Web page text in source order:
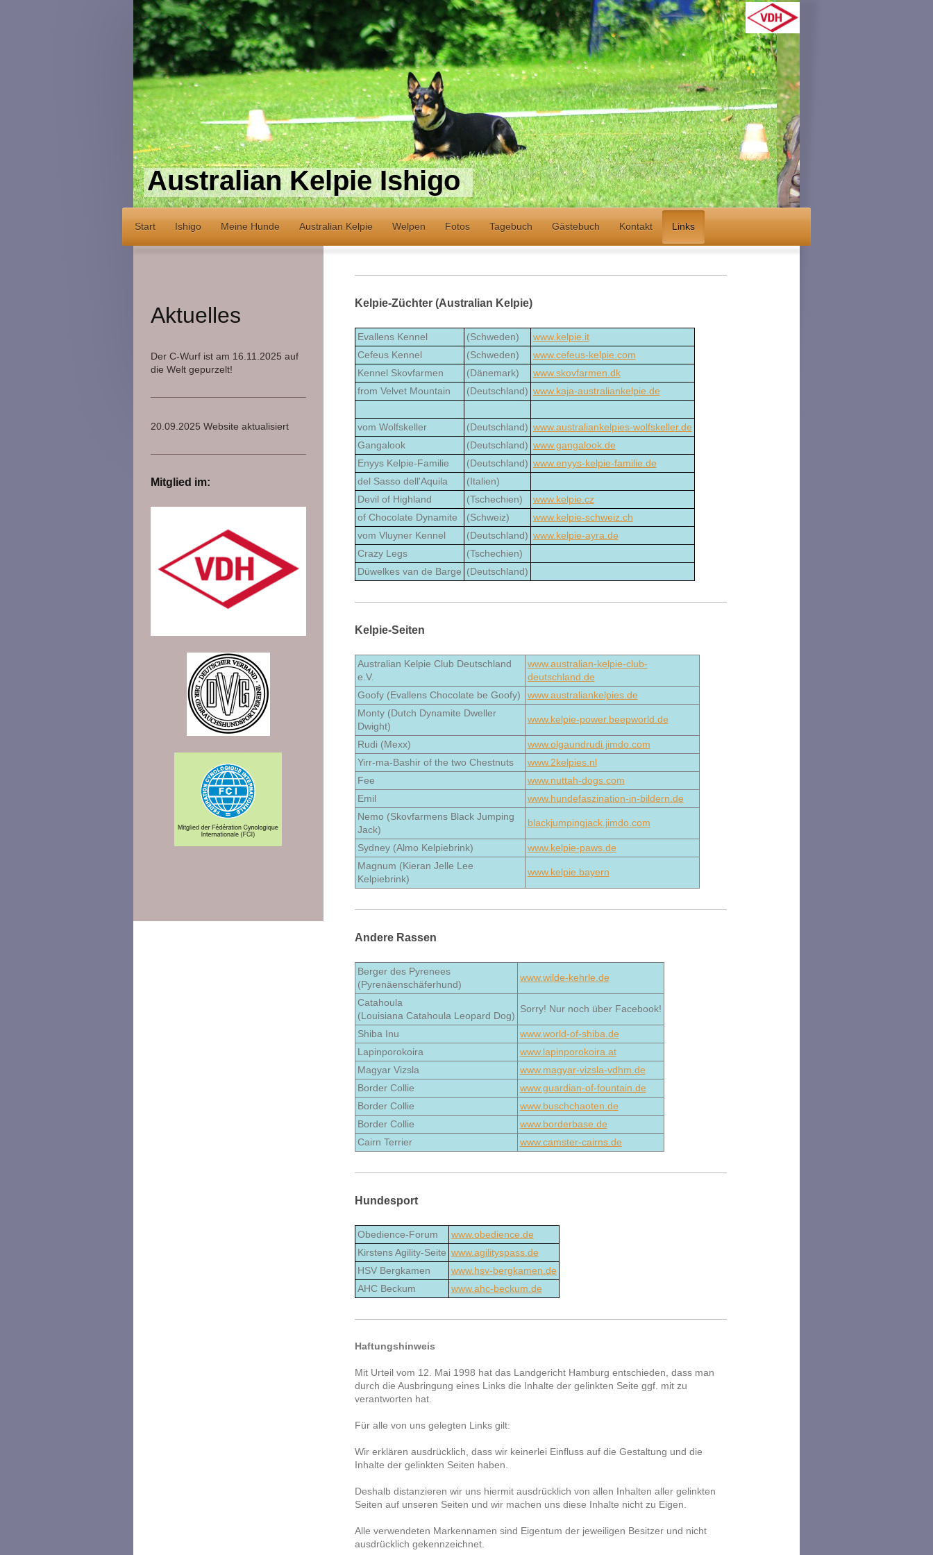
Australian Kelpie Ishigo
Start Ishigo Meine Hunde Australian Kelpie Welpen Fotos Tagebuch Gästebuch Kontakt Links
Kelpie-Züchter (Australian Kelpie)
Evallens Kennel (Schweden)
www.kelpie.it
Cefeus Kennel
(Schweden)
www.cefeus-kelpie.com
Kennel Skovfarmen
(Dänemark)
www.skovfarmen.dk
from Velvet Mountain
(Deutschland) www.kaja-australiankelpie.de
vom Wolfskeller (Deutschland) www.australiankelpies-wolfskeller.de
Gangalook
(Deutschland) www.gangalook.de
Enyys Kelpie-Familie
(Deutschland) www.enyys-kelpie-familie.de
del Sasso dell'Aquila
(Italien)
Devil of Highland
(Tschechien)
www.kelpie.cz
of Chocolate Dynamite
(Schweiz)
www.kelpie-schweiz.ch
vom Vluyner Kennel
(Deutschland) www.kelpie-ayra.de
Crazy Legs
(Tschechien)
Düwelkes van de Barge (Deutschland)
Kelpie-Seiten
Australian Kelpie Club Deutschland
e.V.
www.australian-kelpie-club-
deutschland.de
Goofy (Evallens Chocolate be Goofy)
www.australiankelpies.de
Monty (Dutch Dynamite Dweller
Dwight)
www.kelpie-power.beepworld.de
Rudi (Mexx)
www.olgaundrudi.jimdo.com
Yirr-ma-Bashir of the two Chestnuts
www.2kelpies.nl
Fee
www.nuttah-dogs.com
Emil
www.hundefaszination-in-bildern.de
Nemo (Skovfarmens Black Jumping
Jack)
blackjumpingjack.jimdo.com
Sydney (Almo Kelpiebrink)
www.kelpie-paws.de
Magnum (Kieran Jelle Lee
Kelpiebrink)
www.kelpie.bayern
Andere Rassen
Berger des Pyrenees
(Pyrenäenschäferhund)
www.wilde-kehrle.de
Catahoula
(Louisiana Catahoula Leopard Dog)
Sorry! Nur noch über Facebook!
Shiba Inu
www.world-of-shiba.de
Lapinporokoira
www.lapinporokoira.at
Magyar Vizsla
www.magyar-vizsla-vdhm.de
Border Collie
www.guardian-of-fountain.de
Border Collie
www.buschchaoten.de
Border Collie
www.borderbase.de
Cairn Terrier
www.camster-cairns.de
Hundesport
Obedience-Forum
www.obedience.de
Kirstens Agility-Seite www.agilityspass.de
HSV Bergkamen
www.hsv-bergkamen.de
AHC Beckum
www.ahc-beckum.de
Haftungshinweis
Mit Urteil vom 12. Mai 1998 hat das Landgericht Hamburg entschieden, dass man
durch die Ausbringung eines Links die Inhalte der gelinkten Seite ggf. mit zu
verantworten hat.
Für alle von uns gelegten Links gilt:
Wir erklären ausdrücklich, dass wir keinerlei Einfluss auf die Gestaltung und die
Inhalte der gelinkten Seiten haben.
Deshalb distanzieren wir uns hiermit ausdrücklich von allen Inhalten aller gelinkten
Seiten auf unseren Seiten und wir machen uns diese Inhalte nicht zu Eigen.
Alle verwendeten Markennamen sind Eigentum der jeweiligen Besitzer und nicht
ausdrücklich gekennzeichnet.
Aktuelles
Der C-Wurf ist am 16.11.2025 auf
die Welt gepurzelt!
20.09.2025 Website aktualisiert
Mitglied im: